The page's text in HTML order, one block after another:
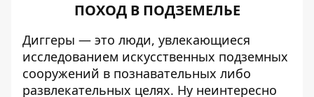
ПОХОД В ПОДЗЕМЕЛЬЕ
Диггеры — это люди, увлекающиеся
исследованием искусственных подземных
сооружений в познавательных либо
развлекательных целях. Ну неинтересно